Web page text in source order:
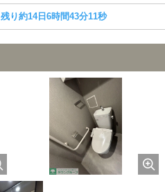
残り約14日6時間43分10秒